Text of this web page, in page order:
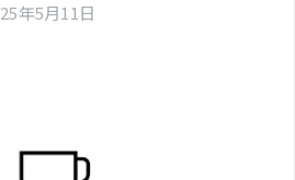
年5月11日